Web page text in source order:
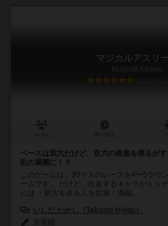
マジカルアスリ
Magical Athlete
ベースは双六だけど、双六の根底を揺るが
乱の展開に！？
このゲームは、30マスのレースを4〜5ラウ
ームです。 だけど、出走するキャラがトン
には ・前方を走る人を拉致！海賊...
いしだ たかし（Takashi Ishida）